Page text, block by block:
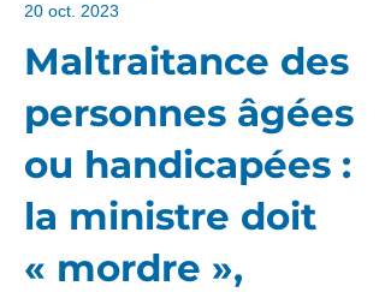
20 oct. 2023
Maltraitance des
personnes âgées
ou handicapées :
la ministre doit
« mordre »,